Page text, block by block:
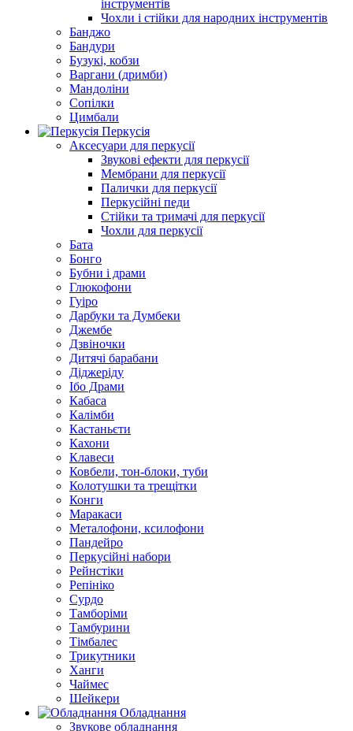
інструментів
Чохли і стійки для народних інструментів
Банджо
Бандури
Бузукі, кобзи
Варгани (дримби)
Мандоліни
Сопілки
Цимбали
Перкусія
Аксесуари для перкусії
Звукові ефекти для перкусії
Мембрани для перкусії
Палички для перкусії
Перкусійні педи
Стійки та тримачі для перкусії
Чохли для перкусії
Бата
Бонго
Бубни і драми
Глюкофони
Гуіро
Дарбуки та Думбеки
Джембе
Дзвіночки
Дитячі барабани
Діджеріду
Ібо Драми
Кабаса
Калімби
Кастаньєти
Кахони
Клавеси
Ковбели, тон-блоки, туби
Колотушки та трещітки
Конги
Маракаси
Металофони, ксилофони
Пандейро
Перкусійні набори
Рейнстіки
Репініко
Сурдо
Тамборіми
Тамбурини
Тімбалес
Трикутники
Ханги
Чаймес
Шейкери
Обладнання
Звукове обладнання